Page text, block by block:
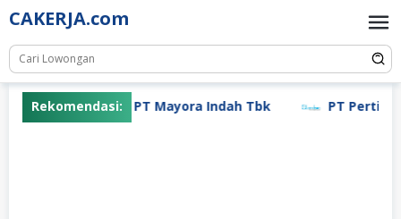
Skip
to
content
CAKERJA.com
Rekomendasi:PT Mayora Indah Tbk PT Pertiwi